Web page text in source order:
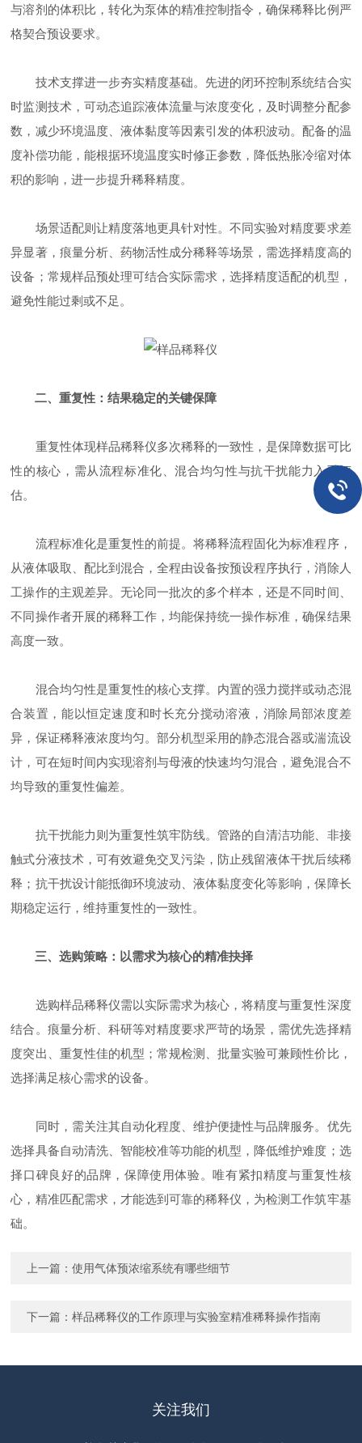
与溶剂的体积比，转化为泵体的精准控制指令，确保稀释比例严
格契合预设要求。
技术支撑进一步夯实精度基础。先进的闭环控制系统结合实
时监测技术，可动态追踪液体流量与浓度变化，及时调整分配参
数，减少环境温度、液体黏度等因素引发的体积波动。配备的温
度补偿功能，能根据环境温度实时修正参数，降低热胀冷缩对体
积的影响，进一步提升稀释精度。
场景适配则让精度落地更具针对性。不同实验对精度要求差
异显著，痕量分析、药物活性成分稀释等场景，需选择精度高的
设备；常规样品预处理可结合实际需求，选择精度适配的机型，
避免性能过剩或不足。
二、重复性：结果稳定的关键保障
重复性体现样品稀释仪多次稀释的一致性，是保障数据可比
性的核心，需从流程标准化、混合均匀性与抗干扰能力入手评
估。
流程标准化是重复性的前提。将稀释流程固化为标准程序，
从液体吸取、配比到混合，全程由设备按预设程序执行，消除人
工操作的主观差异。无论同一批次的多个样本，还是不同时间、
不同操作者开展的稀释工作，均能保持统一操作标准，确保结果
高度一致。
混合均匀性是重复性的核心支撑。内置的强力搅拌或动态混
合装置，能以恒定速度和时长充分搅动溶液，消除局部浓度差
异，保证稀释液浓度均匀。部分机型采用的静态混合器或湍流设
计，可在短时间内实现溶剂与母液的快速均匀混合，避免混合不
均导致的重复性偏差。
抗干扰能力则为重复性筑牢防线。管路的自清洁功能、非接
触式分液技术，可有效避免交叉污染，防止残留液体干扰后续稀
释；抗干扰设计能抵御环境波动、液体黏度变化等影响，保障长
期稳定运行，维持重复性的一致性。
三、选购策略：以需求为核心的精准抉择
选购样品稀释仪需以实际需求为核心，将精度与重复性深度
结合。痕量分析、科研等对精度要求严苛的场景，需优先选择精
度突出、重复性佳的机型；常规检测、批量实验可兼顾性价比，
选择满足核心需求的设备。
同时，需关注其自动化程度、维护便捷性与品牌服务。优先
选择具备自动清洗、智能校准等功能的机型，降低维护难度；选
择口碑良好的品牌，保障使用体验。唯有紧扣精度与重复性核
心，精准匹配需求，才能选到可靠的稀释仪，为检测工作筑牢基
础。
上一篇：使用气体预浓缩系统有哪些细节
下一篇：样品稀释仪的工作原理与实验室精准稀释操作指南
关注我们